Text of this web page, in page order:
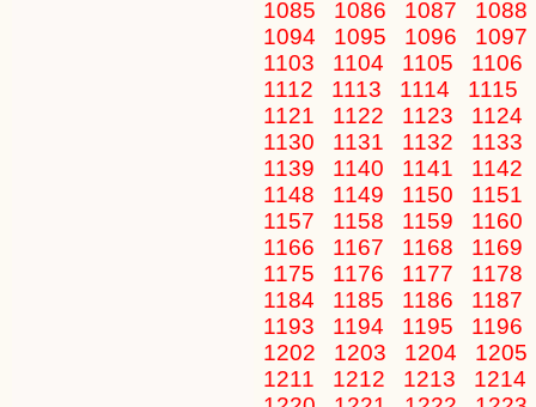
1085
1086 1087
1088
1094
1095 1096
1097
1103
1104 1105 1106
1112
1113 1114 1115
1121
1122 1123 1124
1130
1131 1132 1133
1139
1140 1141 1142
1148
1149 1150 1151
1157
1158 1159 1160
1166
1167 1168 1169
1175
1176 1177 1178
1184
1185 1186 1187
1193
1194 1195 1196
1202
1203 1204
1205
1211
1212 1213
1214